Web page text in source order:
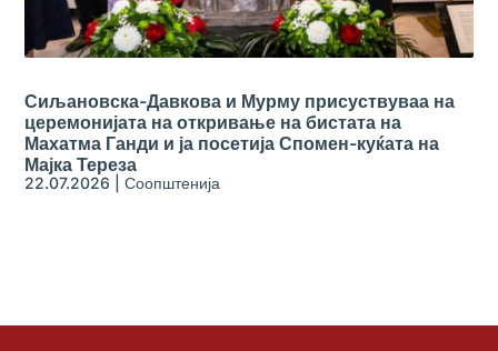
Сиљановска-Давкова и Мурму присуствуваа на
церемонијата на откривање на бистата на
Махатма Ганди и ја посетија Спомен-куќата на
Мајка Тереза
22.07.2026 |Соопштенија